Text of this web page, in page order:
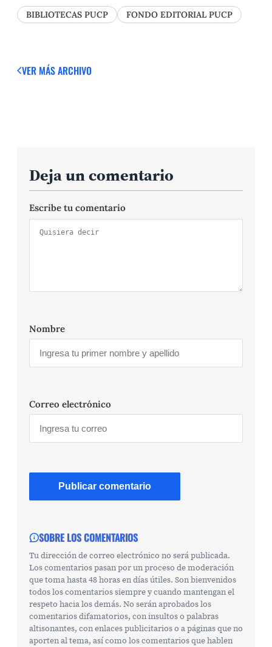
BIBLIOTECAS PUCP FONDO EDITORIAL PUCP
VER MÁSARCHIVO
Deja un comentario
Escribe tu comentario
Nombre
Correo electrónico
SOBRE LOS COMENTARIOS
Tu dirección de correo electrónico no será publicada.
Los comentarios pasan por un proceso de moderación
que toma hasta 48 horas en días útiles. Son bienvenidos
todos los comentarios siempre y cuando mantengan el
respeto hacia los demás. No serán aprobados los
comentarios difamatorios, con insultos o palabras
altisonantes, con enlaces publicitarios o a páginas que no
aporten al tema, así como los comentarios que hablen